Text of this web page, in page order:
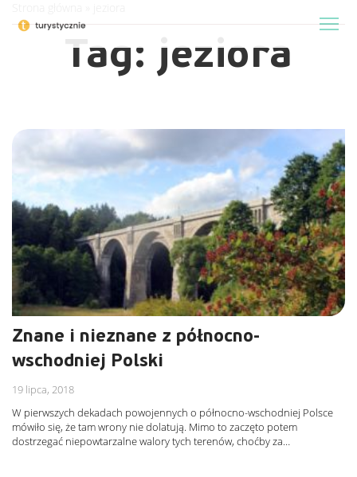
Tag: jeziora
Znane i nieznane z północno-
wschodniej Polski
19 lipca, 2018
W pierwszych dekadach powojennych o północno-wschodniej Polsce
mówiło się, że tam wrony nie dolatują. Mimo to zaczęto potem
dostrzegać niepowtarzalne walory tych terenów, choćby za…